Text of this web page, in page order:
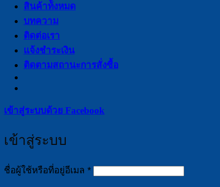
สินค้าท้ังหมด
บทความ
ติดต่อเรา
แจ้งชำระเงิน
ติดตามสถานะการสั่งซื้อ
เข้าสู่ระบบด้วย Facebook
เข้าสู่ระบบ
ชื่อผู้ใช้หรือที่อยู่อีเมล *ต้องการ